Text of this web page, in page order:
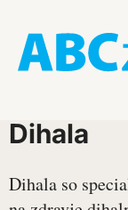
Dihala
Dihala so